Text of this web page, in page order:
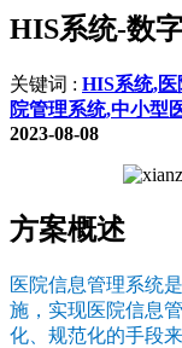
HIS系统-数
关键词 : HIS系统,
院管理系统,中小型
2023-08-08
方案概述
医院信息管理系统
施，实现医院信息
化、规范化的手段